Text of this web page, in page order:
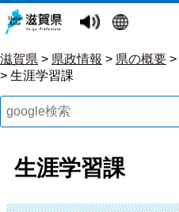
滋賀県 > 県政情報 > 県の概要 >
> 生涯学習課
生涯学習課